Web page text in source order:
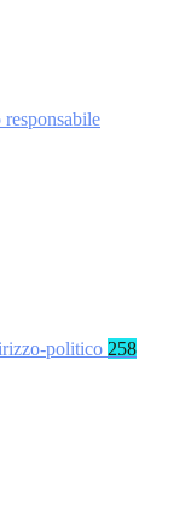
politico 258